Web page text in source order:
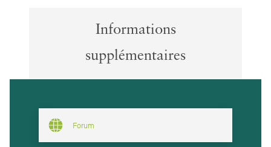
Informations
supplémentaires
Forum